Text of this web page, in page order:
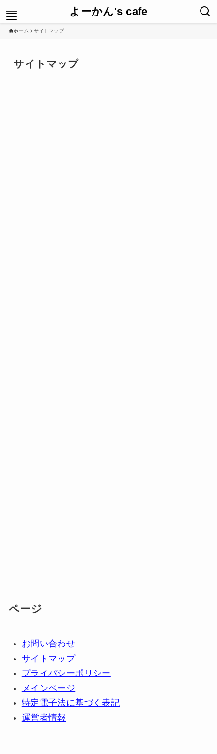
暮らしのどっち
最新ニュース
よーかん's cafe
ホーム サイトマップ
サイトマップ
ページ
お問い合わせ
サイトマップ
プライバシーポリシー
メインページ
特定電子法に基づく表記
運営者情報